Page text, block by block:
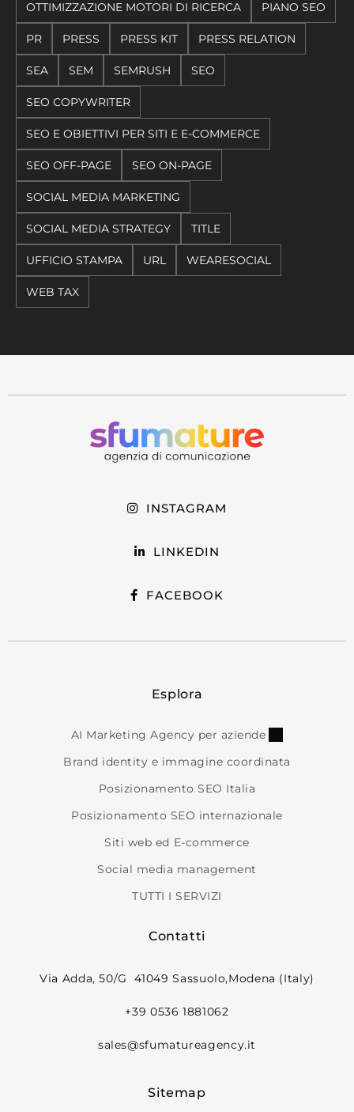
OTTIMIZZAZIONE MOTORI DI RICERCA PIANO SEO
PR PRESS PRESS KIT PRESS RELATION
SEA SEM SEMRUSH SEO
SEO COPYWRITER
SEO E OBIETTIVI PER SITI E E-COMMERCE
SEO OFF-PAGE SEO ON-PAGE
SOCIAL MEDIA MARKETING
SOCIAL MEDIA STRATEGY TITLE
UFFICIO STAMPA URL WEARESOCIAL
WEB TAX
INSTAGRAM
LINKEDIN
FACEBOOK
Contatti
Via Adda, 50/G 41049 Sassuolo,Modena (Italy)
+39 0536 1881062
sales@sfumatureagency.it
Esplora
AI Marketing Agency per aziende
Brand identity e immagine coordinata
Posizionamento SEO Italia
Posizionamento SEO internazionale
Siti web ed E-commerce
Social media management
TUTTI I SERVIZI
Sitemap